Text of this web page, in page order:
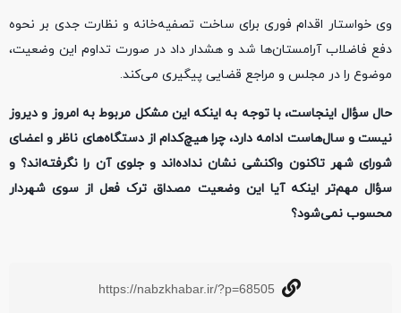
وی خواستار اقدام فوری برای ساخت تصفیه‌خانه و نظارت جدی بر نحوه
دفع فاضلاب آرامستان‌ها شد و هشدار داد در صورت تداوم این وضعیت،
موضوع را در مجلس و مراجع قضایی پیگیری می‌کند.
حال سؤال اینجاست، با توجه به اینکه این مشکل مربوط به امروز و دیروز
نیست و سال‌هاست ادامه دارد، چرا هیچ‌کدام از دستگاه‌های ناظر و اعضای
شورای شهر تاکنون واکنشی نشان نداده‌اند و جلوی آن را نگرفته‌اند؟ و
سؤال مهم‌تر اینکه آیا این وضعیت مصداق ترک فعل از سوی شهردار
محسوب نمی‌شود؟
https://nabzkhabar.ir/?p=68505